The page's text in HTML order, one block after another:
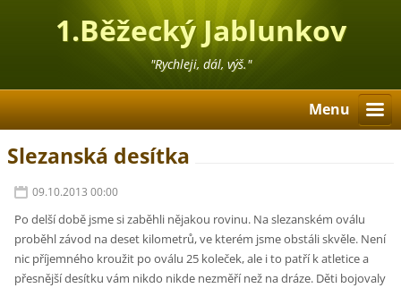
1.Běžecký Jablunkov
"Rychleji, dál, výš."
Menu
Slezanská desítka
09.10.2013 00:00
Po delší době jsme si zaběhli nějakou rovinu. Na slezanském oválu
proběhl závod na deset kilometrů, ve kterém jsme obstáli skvěle. Není
nic příjemného kroužit po oválu 25 koleček, ale i to patří k atletice a
přesnější desítku vám nikdo nikde nezměří než na dráze. Děti bojovaly